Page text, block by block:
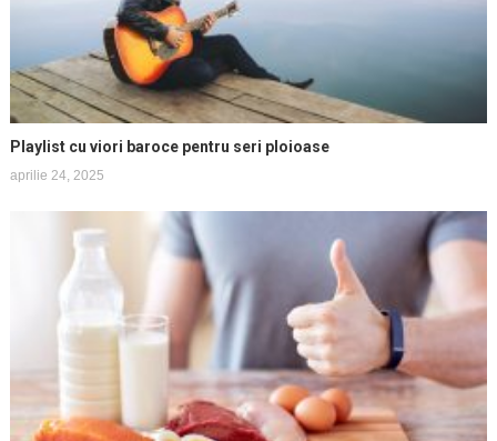
Playlist cu viori baroce pentru seri ploioase
aprilie 24, 2025